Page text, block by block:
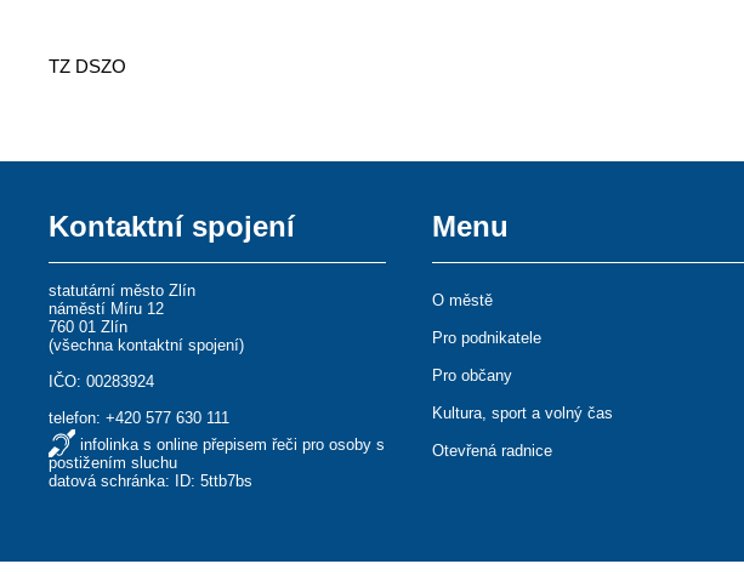
TZ DSZO
Kontaktní spojení
statutární město Zlín
náměstí Míru 12
760 01 Zlín
(všechna kontaktní spojení)
IČO: 00283924
telefon:+420 577 630 111
infolinka s online přepisem řeči pro osoby s
postižením sluchu
datová schránka: ID: 5ttb7bs
Menu
O městě
Pro podnikatele
Pro občany
Kultura, sport a volný čas
Otevřená radnice